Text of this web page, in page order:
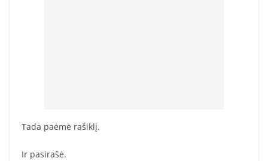
Tada paėmė rašiklį.
Ir pasirašė.